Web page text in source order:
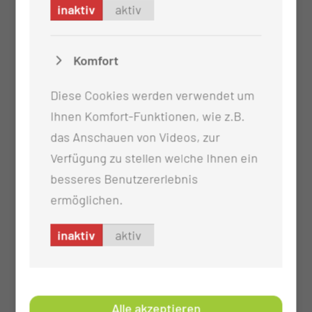
inaktiv aktiv
Komfort
Diese Cookies werden verwendet um
Ihnen Komfort-Funktionen, wie z.B.
das Anschauen von Videos, zur
Verfügung zu stellen welche Ihnen ein
besseres Benutzererlebnis
ermöglichen.
inaktiv aktiv
Alle akzeptieren